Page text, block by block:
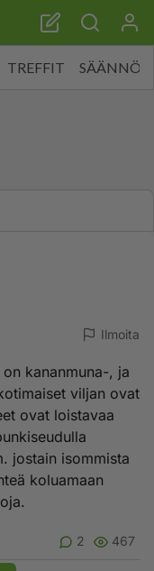
TREFFIT SÄÄNNÖT
Ilmoita
kananmuna-, ja
viljan ovat
ovat loistavaa
jostain isommista
koluamaan
2 467